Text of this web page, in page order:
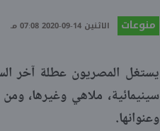
منوعات الاثنين 14-09-2020 07:08 مـ
يستغل المصريون عطلة آخر
سينيمائية، ملاهي وغيرها،
وعنوانها.